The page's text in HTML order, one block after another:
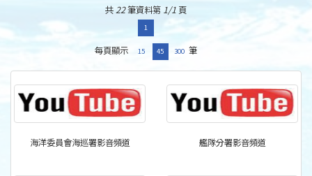
共22筆資料第 1/1頁
1
每頁顯示 15 45 300 筆
海洋委員會海巡署影音頻道 艦隊分署影音頻道